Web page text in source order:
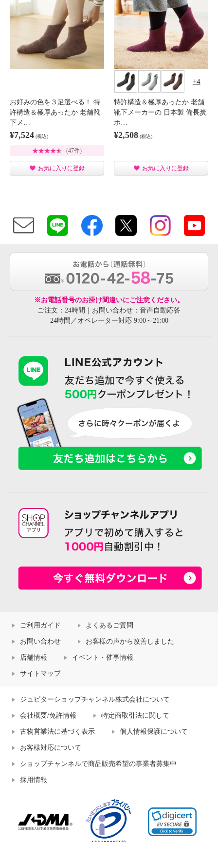
お好みの色を３足選べる！ 特
許構造＆極厚あったか 老舗靴
下メ…
¥7,524 (税込)
(47件)
お気に入りに登録
4
特許構造＆極厚あったか 老舗
靴下メーカーの 日本製 備長炭
ホ…
¥2,508 (税込)
お気に入りに登録
※お電話番号のお掛け間違いにご注意ください。
ご注文：24時間｜お問い合わせ：音声自動応答
24時間／オペレーター対応 9:00～21:00
ご利用ガイド よくあるご質問
お問い合わせ お客様の声から改善しました
店舗情報 イベント・催事情報
サイトマップ
ジュピターショップチャンネル株式会社について
会社概要/免許情報 特定商取引法に関して
古物営業法に基づく表示 個人情報保護について
お客様対応について
ショップチャンネルで商品販売希望の事業者募集中
採用情報